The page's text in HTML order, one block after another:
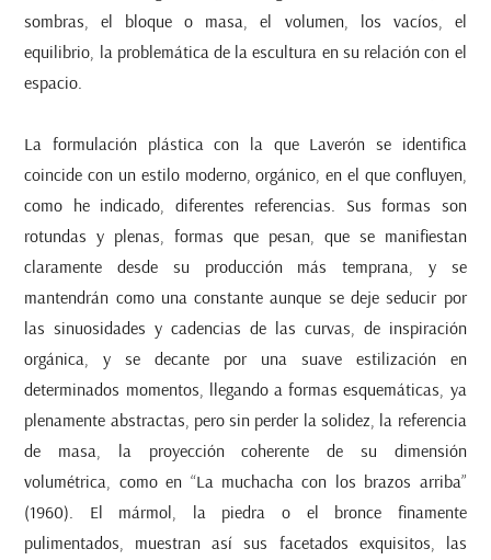
sombras, el bloque o masa, el volumen, los vacíos, el
equilibrio, la problemática de la escultura en su relación con el
espacio.
La formulación plástica con la que Laverón se identifica
coincide con un estilo moderno, orgánico, en el que confluyen,
como he indicado, diferentes referencias. Sus formas son
rotundas y plenas, formas que pesan, que se manifiestan
claramente desde su producción más temprana, y se
mantendrán como una constante aunque se deje seducir por
las sinuosidades y cadencias de las curvas, de inspiración
orgánica, y se decante por una suave estilización en
determinados momentos, llegando a formas esquemáticas, ya
plenamente abstractas, pero sin perder la solidez, la referencia
de masa, la proyección coherente de su dimensión
volumétrica, como en “La muchacha con los brazos arriba”
(1960). El mármol, la piedra o el bronce finamente
pulimentados, muestran así sus facetados exquisitos, las